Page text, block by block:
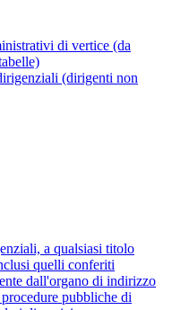
di vertice (da
(dirigenti non
a qualsiasi titolo
quelli conferiti
dall'organo di indirizzo
pubbliche di